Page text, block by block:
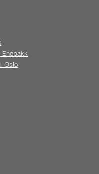
Enebakk
Oslo